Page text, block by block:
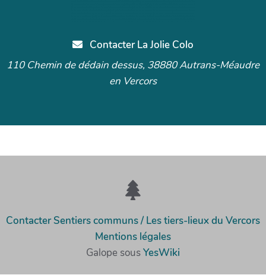
Contacter La Jolie Colo
110 Chemin de dédain dessus, 38880 Autrans-Méaudre
en Vercors
Contacter Sentiers communs / Les tiers-lieux du Vercors
Mentions légales
Galope sousYesWiki